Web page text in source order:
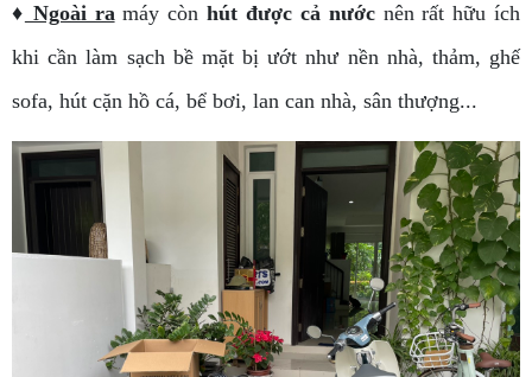
♦ Ngoài ramáy cònhút được cả nướcnên rất hữu ích
khi cần làm sạch bề mặt bị ướt như nền nhà, thảm, ghế
sofa, hút cặn hồ cá, bể bơi, lan can nhà, sân thượng...